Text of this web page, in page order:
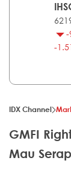
-
-
IDX Channel
GMFI
Mau